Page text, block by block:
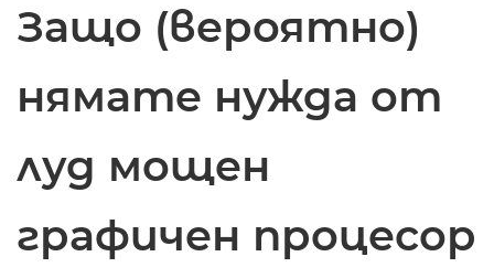
Защо (вероятно)
нямате нужда от
луд мощен
графичен процесор